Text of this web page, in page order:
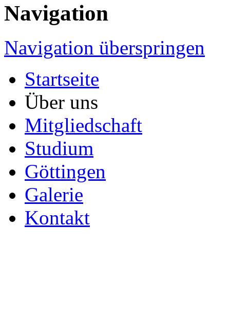
Navigation
Navigation überspringen
Startseite
Über uns
Mitgliedschaft
Studium
Göttingen
Galerie
Kontakt